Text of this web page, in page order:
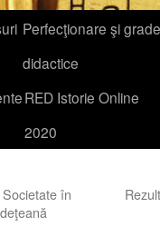
Perfecţionare şi grade
didactice
RED Istorie Online
2020
în